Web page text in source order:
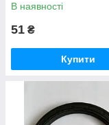
В наявності
51 ₴
Купити